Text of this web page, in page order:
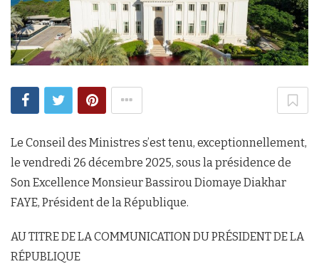
Le Conseil des Ministres s’est tenu, exceptionnellement,
le vendredi 26 décembre 2025, sous la présidence de
Son Excellence Monsieur Bassirou Diomaye Diakhar
FAYE, Président de la République.
AU TITRE DE LA COMMUNICATION DU PRÉSIDENT DE LA
RÉPUBLIQUE